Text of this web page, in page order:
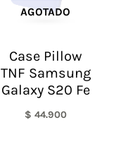
AGOTADO
Case Pillow
TNF Samsung
Galaxy S20 Fe
$ 44.900